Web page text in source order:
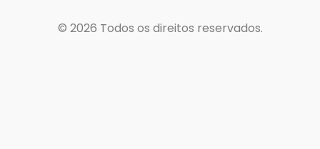
© 2026 Todos os direitos reservados.